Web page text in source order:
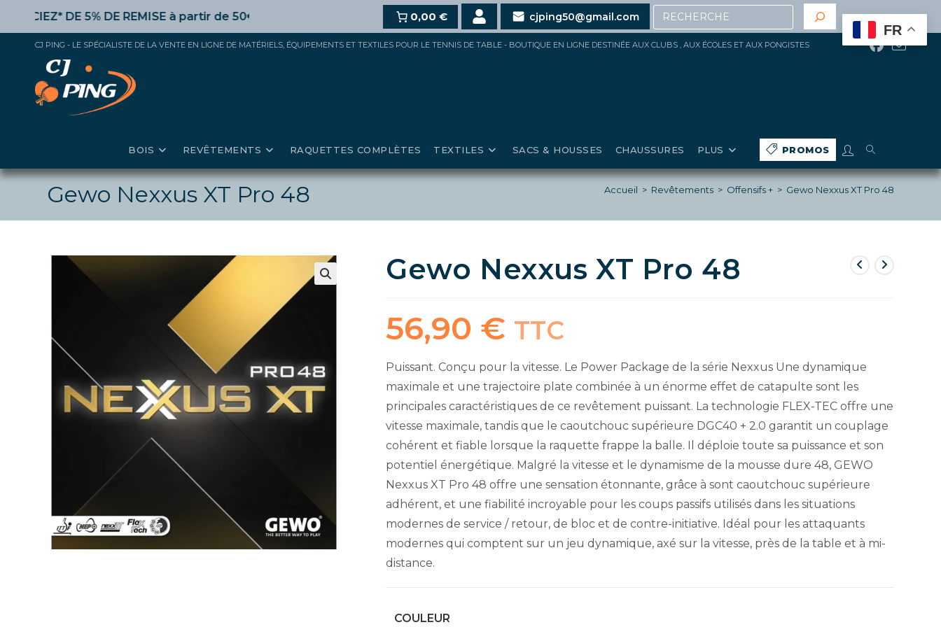
content
DE 5% DE REMISEà partir de 50€ d’achat, pour 150€ et jusqu’à 20%au-delà de 200€ d’achat (hors gros matériels, réduction, promotions en
0,00 € cjping50@gmail.com Recherche
CJ PING - LE SPÉCIALISTE DE LA VENTE EN LIGNE DE MATÉRIELS, ÉQUIPEMENTS ET TEXTILES POUR LE TENNIS DE TABLE - BOUTIQUE EN LIGNE DESTINÉE AUX CLUBS , AUX ÉCOLES ET AUX PONGISTES
BOIS REVÊTEMENTS RAQUETTES COMPLÈTES TEXTILES SACS & HOUSSES CHAUSSURES PLUS PROMOS
TOGGLE
WEBSITE
SEARCH
Gewo Nexxus XT Pro 48 Accueil > Revêtements > Offensifs + > Gewo Nexxus XT Pro 48
Gewo Nexxus XT Pro 48
56,90 € TTC
Puissant. Conçu pour la vitesse. Le Power Package de la série Nexxus Une dynamique
maximale et une trajectoire plate combinée à un énorme effet de catapulte sont les
principales caractéristiques de ce revêtement puissant. La technologie FLEX-TEC offre une
vitesse maximale, tandis que le caoutchouc supérieure DGC40 + 2.0 garantit un couplage
cohérent et fiable lorsque la raquette frappe la balle. Il déploie toute sa puissance et son
potentiel énergétique. Malgré la vitesse et le dynamisme de la mousse dure 48, GEWO
Nexxus XT Pro 48 offre une sensation étonnante, grâce à sont caoutchouc supérieure
adhérent, et une fiabilité incroyable pour les coups passifs utilisés dans les situations
modernes de service / retour, de bloc et de contre-initiative. Idéal pour les attaquants
modernes qui comptent sur un jeu dynamique, axé sur la vitesse, près de la table et à mi-
distance.
COULEUR
FR